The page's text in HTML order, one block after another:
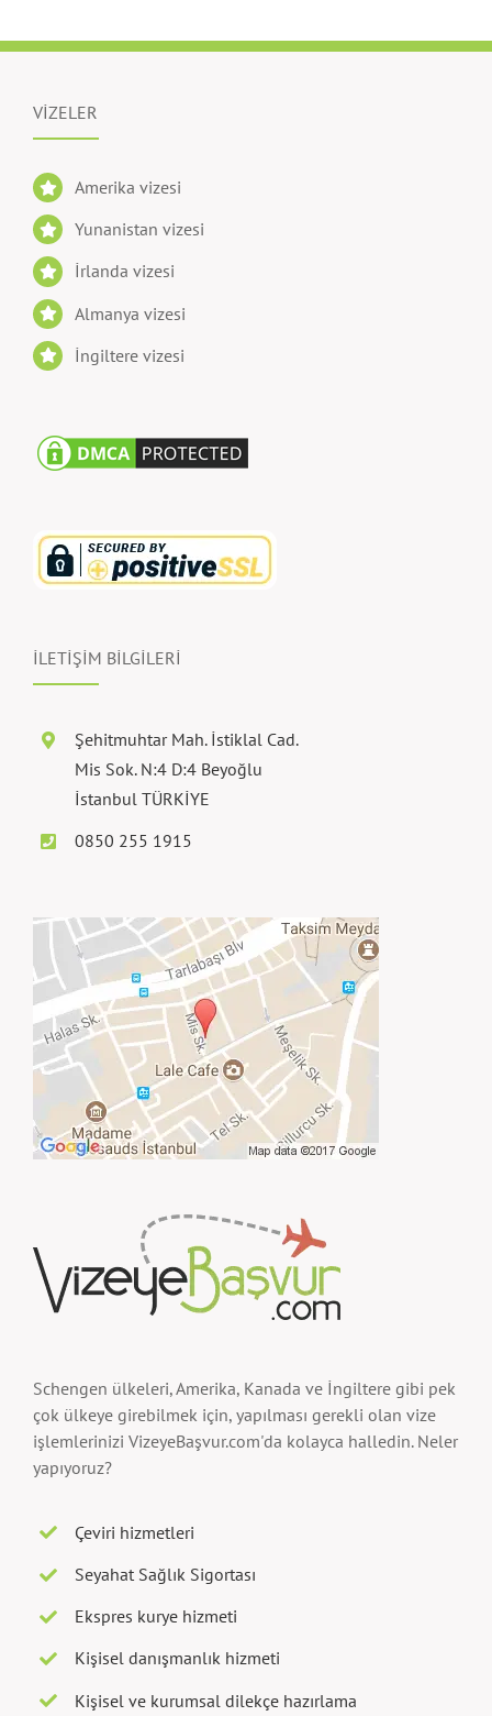
VİZELER
Amerika vizesi
Yunanistan vizesi
İrlanda vizesi
Almanya vizesi
İngiltere vizesi
İLETİŞİM BİLGİLERİ
Şehitmuhtar Mah. İstiklal Cad.
Mis Sok. N:4 D:4 Beyoğlu
İstanbul TÜRKİYE
0850 255 1915
Schengen ülkeleri, Amerika, Kanada ve İngiltere gibi pek
çok ülkeye girebilmek için, yapılması gerekli olan vize
işlemlerinizi VizeyeBaşvur.com'da kolayca halledin. Neler
yapıyoruz?
Çeviri hizmetleri
Seyahat Sağlık Sigortası
Ekspres kurye hizmeti
Kişisel danışmanlık hizmeti
Kişisel ve kurumsal dilekçe hazırlama